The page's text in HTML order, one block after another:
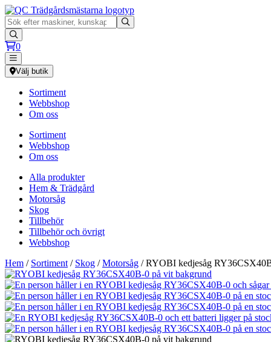
0
Välj butik
Sortiment
Webbshop
Om oss
Sortiment
Webbshop
Om oss
Alla produkter
Hem & Trädgård
Motorsåg
Skog
Tillbehör
Tillbehör och övrigt
Webbshop
Hem / Sortiment / Skog /Motorsåg / RYOBI kedjesåg